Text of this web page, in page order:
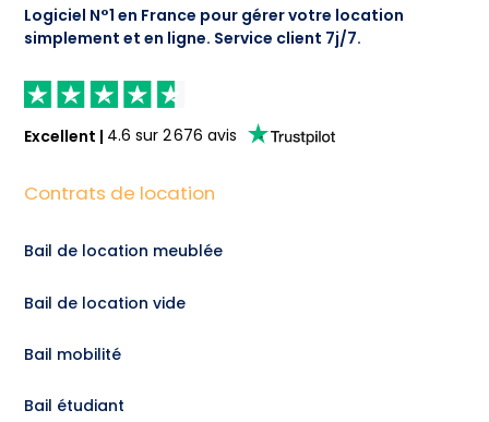
Logiciel N°1 en France pour gérer votre location
simplement et en ligne. Service client 7j/7.
Excellent | 4.6 sur2 676 avis
Contrats de location
Bail de location meublée
Bail de location vide
Bail mobilité
Bail étudiant